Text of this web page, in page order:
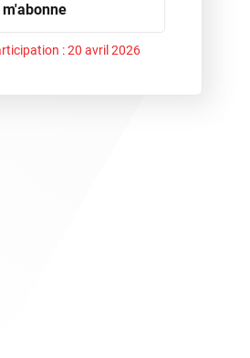
:20 avril 2026